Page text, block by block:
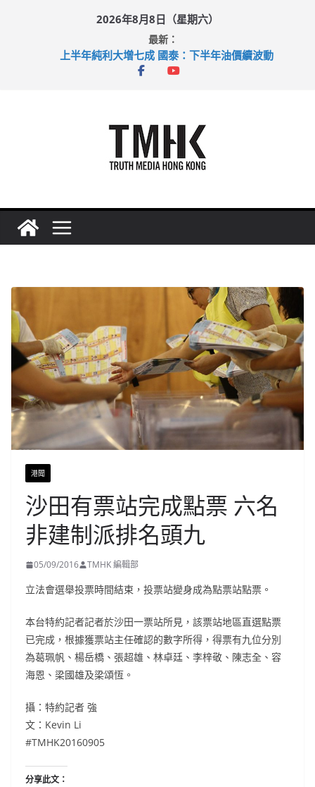
2026年8月8日（星期六）
最新：
上半年純利大增七成 國泰：下半年油價續波動
拜仁熱身賽挫維拉 啟德主場館奪錦標
港聞
沙田有票站完成點票 六名
非建制派排名頭九
05/09/2016 TMHK 編輯部
立法會選舉投票時間結束，投票站變身成為點票站點票。
本台特約記者記者於沙田一票站所見，該票站地區直選點票
已完成，根據獲票站主任確認的數字所得，得票有九位分別
為葛珮帆、楊岳橋、張超雄、林卓廷、李梓敬、陳志全、容
海恩、梁國雄及梁頌恆。
攝：特約記者 強
文：Kevin Li
#TMHK20160905
分享此文：